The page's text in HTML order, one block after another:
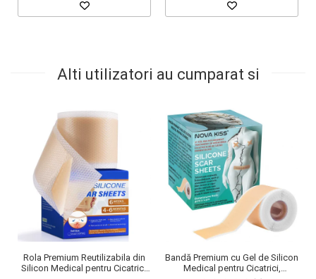
Alti utilizatori au cumparat si
Rola Premium Reutilizabila din
Silicon Medical pentru Cicatrici,
Bandă Premium cu Gel de Silicon
Medical pentru Cicatrici,